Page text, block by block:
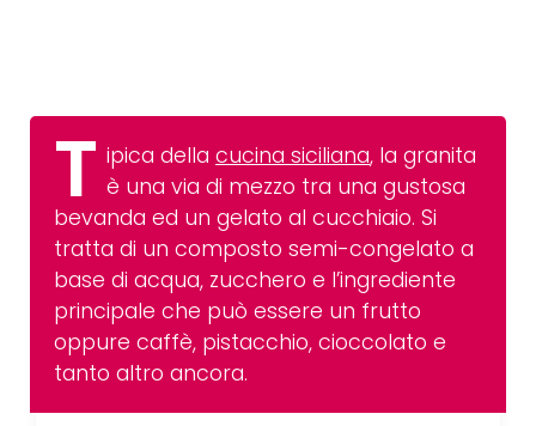
T ipica della cucina siciliana, la granita
è una via di mezzo tra una gustosa
bevanda ed un gelato al cucchiaio. Si
tratta di un composto semi-congelato a
base di acqua, zucchero e l’ingrediente
principale che può essere un frutto
oppure caffè, pistacchio, cioccolato e
tanto altro ancora.